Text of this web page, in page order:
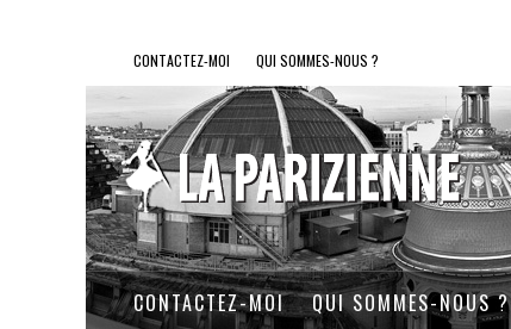
CONTACTEZ-MOI QUI SOMMES-NOUS ?
CONTACTEZ-MOI QUI SOMMES-NOUS ?